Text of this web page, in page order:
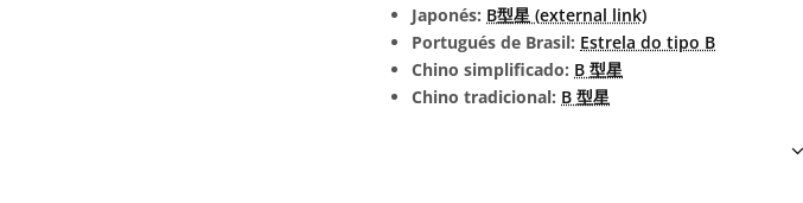
Japonés: B型星 (external link)
Portugués de Brasil: Estrela do tipo B
Chino simplificado: B 型星
Chino tradicional: B 型星